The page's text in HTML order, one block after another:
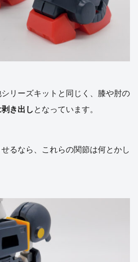
リーズキットと同じく、膝や肘の
き出し となっています。
るなら、これらの関節は何とかし